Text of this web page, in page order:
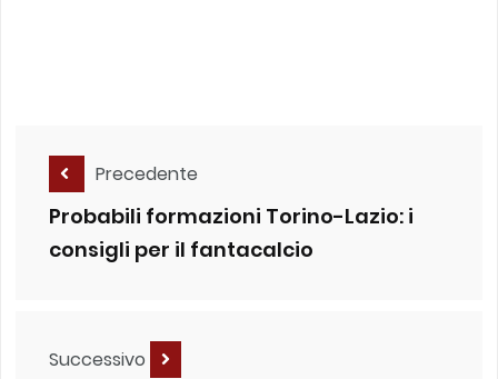
Precedente
Probabili formazioni Torino-Lazio: i
consigli per il fantacalcio
Successivo